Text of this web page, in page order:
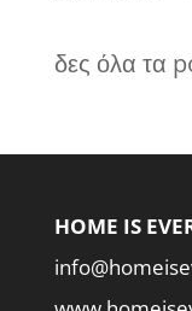
δες όλα τα
HOME IS